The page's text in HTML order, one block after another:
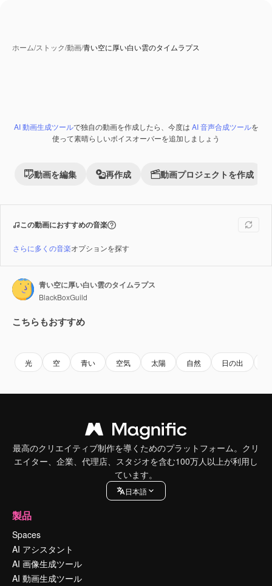
ホーム/ストック/動画/青い空に厚い白い雲のタイムラプス
Premium
AI 動画生成ツールで独自の動画を作成したら、今度は AI 音声合成ツールを
使って素晴らしいボイスオーバーを追加しましょう
動画を編集 再作成 動画プロジェクトを作成
この動画におすすめの音楽
さらに多くの音楽オプションを探す
青い空に厚い白い雲のタイムラプス
BlackBoxGuild
こちらもおすすめ
光 空 青い 空気 太陽 自然 日の出
最高のクリエイティブ制作を導くためのプラットフォーム。クリ
エイター、企業、代理店、スタジオを含む100万人以上が利用し
ています。
日本語
製品
Spaces
AI アシスタント
AI 画像生成ツール
AI 動画生成ツール